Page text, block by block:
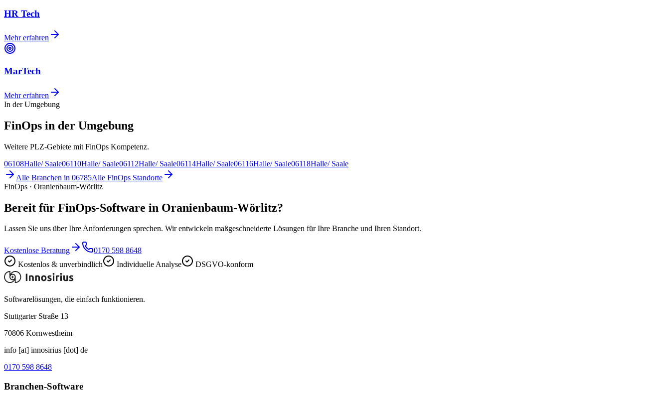
HR Tech
Mehr erfahren
MarTech
Mehr erfahren
In der Umgebung
FinOps in der Umgebung
Weitere PLZ-Gebiete mit FinOps Kompetenz.
06108Halle/ Saale06110Halle/ Saale06112Halle/ Saale06114Halle/ Saale06116Halle/ Saale06118Halle/ Saale
Alle Branchen in 06785Alle FinOps Standorte
FinOps · Oranienbaum-Wörlitz
Bereit für FinOps-Software in Oranienbaum-Wörlitz?
Lassen Sie uns über Ihre Anforderungen sprechen. Wir entwickeln maßgeschneiderte Lösungen für Ihre Branche und Ihren Standort.
Kostenlose Beratung
0170 598 8648
Kostenlos & unverbindlich
Individuelle Analyse DSGVO-konform
Softwarelösungen, die einfach funktionieren.
Stuttgarter Straße 13
70806 Kornwestheim
info [at] innosirius [dot] de
0170 598 8648
Branchen-Software